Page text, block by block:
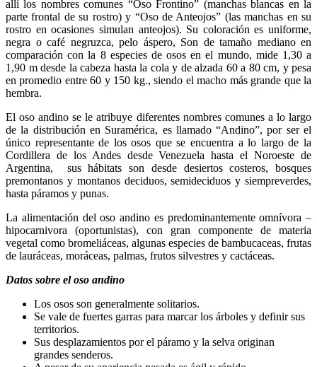
allí los nombres comunes “Oso Frontino” (manchas blancas en la
parte frontal de su rostro) y “Oso de Anteojos” (las manchas en su
rostro en ocasiones simulan anteojos). Su coloración es uniforme,
negra o café negruzca, pelo áspero, Son de tamaño mediano en
comparación con la 8 especies de osos en el mundo, mide 1,30 a
1,90 m desde la cabeza hasta la cola y de alzada 60 a 80 cm, y pesa
en promedio entre 60 y 150 kg., siendo el macho más grande que la
hembra.
El oso andino se le atribuye diferentes nombres comunes a lo largo
de la distribución en Suramérica, es llamado “Andino”, por ser el
único representante de los osos que se encuentra a lo largo de la
Cordillera de los Andes desde Venezuela hasta el Noroeste de
Argentina, sus hábitats son desde desiertos costeros, bosques
premontanos y montanos deciduos, semideciduos y siempreverdes,
hasta páramos y punas.
La alimentación del oso andino es predominantemente omnívora –
hipocarnivora (oportunistas), con gran componente de materia
vegetal como bromeliáceas, algunas especies de bambucaceas, frutas
de lauráceas, moráceas, palmas, frutos silvestres y cactáceas.
Datos sobre el oso andino
Los osos son generalmente solitarios.
Se vale de fuertes garras para marcar los árboles y definir sus
territorios.
Sus desplazamientos por el páramo y la selva originan
grandes senderos.